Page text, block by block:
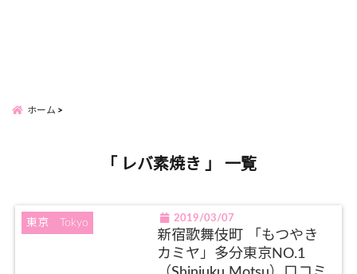
ホーム
「 レバ素焼き 」 一覧
東京 Tokyo 2019/03/07
新宿歌舞伎町 「もつやき
カミヤ」多分東京NO.1